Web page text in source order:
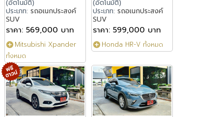
(อัตโนมัติ)
ประเภท:รถอเนกประสงค์
SUV
ราคา: 569,000 บาท
Mitsubishi Xpander
ทั้งหมด
(อัตโนมัติ)
ประเภท: รถอเนกประสงค์
SUV
ราคา: 599,000 บาท
Honda HR-V ทั้งหมด